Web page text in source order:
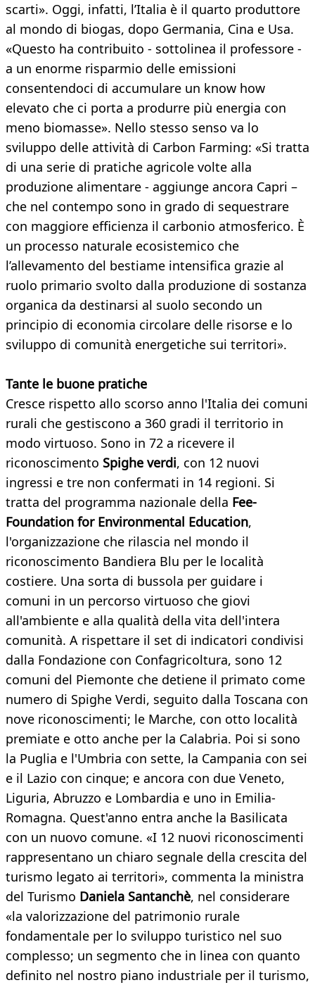
scarti». Oggi, infatti, l’Italia è il quarto produttore
al mondo di biogas, dopo Germania, Cina e Usa.
«Questo ha contribuito - sottolinea il professore -
a un enorme risparmio delle emissioni
consentendoci di accumulare un know how
elevato che ci porta a produrre più energia con
meno biomasse». Nello stesso senso va lo
sviluppo delle attività di Carbon Farming: «Si tratta
di una serie di pratiche agricole volte alla
produzione alimentare - aggiunge ancora Capri –
che nel contempo sono in grado di sequestrare
con maggiore efficienza il carbonio atmosferico. È
un processo naturale ecosistemico che
l’allevamento del bestiame intensifica grazie al
ruolo primario svolto dalla produzione di sostanza
organica da destinarsi al suolo secondo un
principio di economia circolare delle risorse e lo
sviluppo di comunità energetiche sui territori».
Tante le buone pratiche
Cresce rispetto allo scorso anno l'Italia dei comuni
rurali che gestiscono a 360 gradi il territorio in
modo virtuoso. Sono in 72 a ricevere il
riconoscimento Spighe verdi, con 12 nuovi
ingressi e tre non confermati in 14 regioni. Si
tratta del programma nazionale della Fee-
Foundation for Environmental Education,
l'organizzazione che rilascia nel mondo il
riconoscimento Bandiera Blu per le località
costiere. Una sorta di bussola per guidare i
comuni in un percorso virtuoso che giovi
all'ambiente e alla qualità della vita dell'intera
comunità. A rispettare il set di indicatori condivisi
dalla Fondazione con Confagricoltura, sono 12
comuni del Piemonte che detiene il primato come
numero di Spighe Verdi, seguito dalla Toscana con
nove riconoscimenti; le Marche, con otto località
premiate e otto anche per la Calabria. Poi si sono
la Puglia e l'Umbria con sette, la Campania con sei
e il Lazio con cinque; e ancora con due Veneto,
Liguria, Abruzzo e Lombardia e uno in Emilia-
Romagna. Quest'anno entra anche la Basilicata
con un nuovo comune. «I 12 nuovi riconoscimenti
rappresentano un chiaro segnale della crescita del
turismo legato ai territori», commenta la ministra
del Turismo Daniela Santanchè, nel considerare
«la valorizzazione del patrimonio rurale
fondamentale per lo sviluppo turistico nel suo
complesso; un segmento che in linea con quanto
definito nel nostro piano industriale per il turismo,